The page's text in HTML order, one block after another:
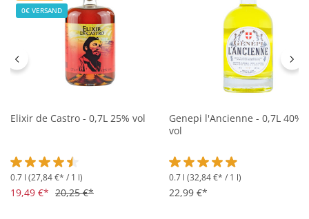
0€ VERSAND
Elixir de Castro - 0,7L 25% vol
Durchschnittliche Bewertung von 4.5 von 5 Sternen
0.7 l (27,84 €* / 1 l)
19,49 €* 20,25 €*
Genepi l'Ancienne - 0,7L 40%
vol
Durchschnittliche
0.7 l (32,84 €* / 1 l)
22,99 €*